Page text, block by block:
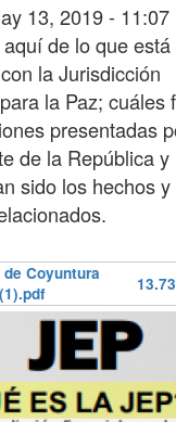
13, 2019 - 11:07
de lo que está
la Jurisdicción
la Paz; cuáles
presentadas
de la República y
sido los hechos y
de Coyuntura